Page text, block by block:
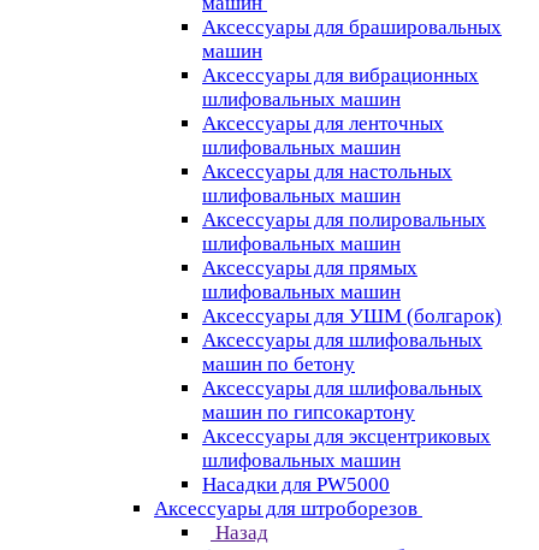
Аксессуары для брашировальных
машин
Аксессуары для вибрационных
шлифовальных машин
Аксессуары для ленточных
шлифовальных машин
Аксессуары для настольных
шлифовальных машин
Аксессуары для полировальных
шлифовальных машин
Аксессуары для прямых
шлифовальных машин
Аксессуары для УШМ (болгарок)
Аксессуары для шлифовальных
машин по бетону
Аксессуары для шлифовальных
машин по гипсокартону
Аксессуары для эксцентриковых
шлифовальных машин
Насадки для PW5000
Аксессуары для штроборезов
Назад